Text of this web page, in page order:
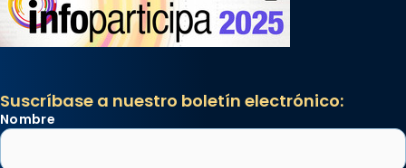
Suscríbase a nuestro boletín electrónico:
Nombre